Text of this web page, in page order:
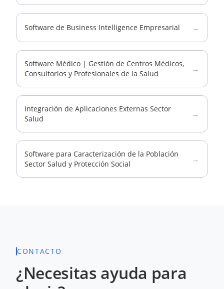
Software de Business Intelligence Empresarial →
Software Médico | Gestión de Centros Médicos,
Consultorios y Profesionales de la Salud
→
Integración de Aplicaciones Externas Sector
Salud
→
Software para Caracterización de la Población
Sector Salud y Protección Social
→
CONTACTO
¿Necesitas ayuda para